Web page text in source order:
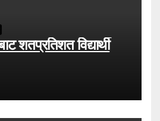
शतप्रतिशत विद्यार्थी